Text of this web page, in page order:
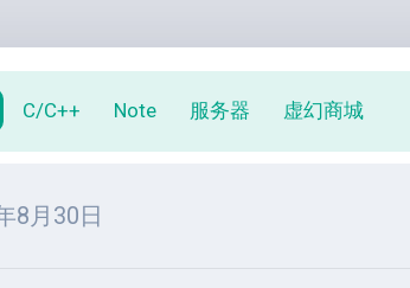
C/C++ Note 服务器 虚幻商城
8月30日